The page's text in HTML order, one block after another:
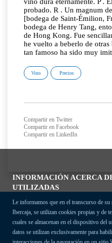
INFORMACIÓN ACERCA
UTILIZADAS
Le informamos que en el transcurso de
Ibercaja, se utilizan cookies propias y de
cuales se almacenan en el dispositivo del
datos se utilizan exclusivamente para
probado. R . Un magnum
[bodega de Saint-Émilion,
bodega de Henry Tang,
de Hong Kong. Fue
he vuelto a beberlo de
tan famoso ha sido muy
Vino Precios
Compartir en Twitter
Compartir en Facebook
Compartir en LinkedIn